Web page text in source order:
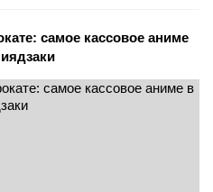
самое кассовое аниме